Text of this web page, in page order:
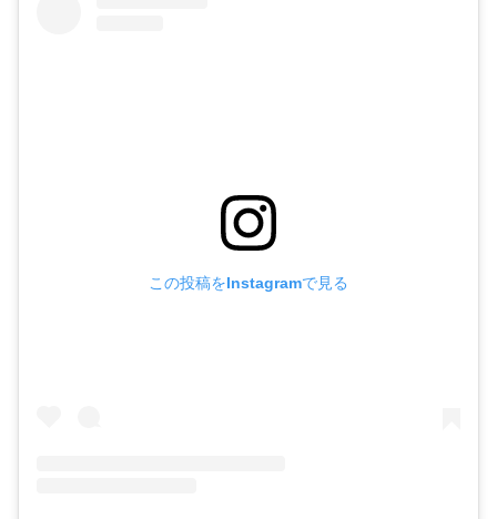
この投稿をInstagramで見る